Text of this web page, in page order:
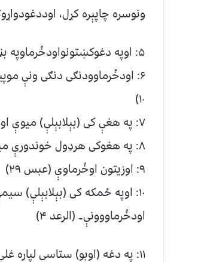
ونوسره چاپېره کړل،
۵: اوپه دغوکښتونواودخُرماوپه بڼونوکښې چي وږي ئې له باره ډک دی؟۔ (الشعراء ۱۴۸)
۶: اودخُرماوودنګی دنګی ونې
۱۰)
۷: په هغې کی (بېلابېلې) میوې اودخُرماوغوټۍ لرونکی ونې دی۔ (الرحمن ۱۱)
۸: په هغوکی هرډول خوندورې میوې اوخُرمااواناردی۔(الرحمن ۶۸)
۹: اوزیتون اوخُرماوې (عبس ۲۹)
۱۰: اوپه ځمکه کی (بېلابېلې)
اودخُرماووونې۔ (الرعد ۴)
۱۱: په دغه (اوبو) ستاسی لپاره